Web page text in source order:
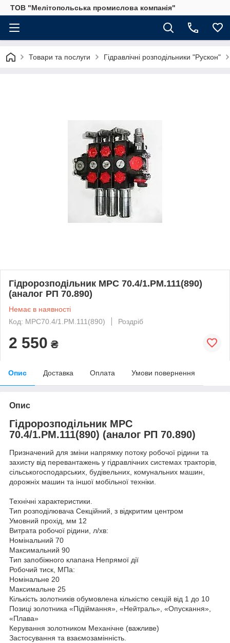
ТОВ "Мелітопольська промислова компанія"
Товари та послуги Гідравлічні розподільники "Рускон"
Гідророзподільник МРС 70.4/1.РМ.111(890)
(аналог РП 70.890)
Немає в наявності
Код: МРС70.4/1.РМ.111(890)
Роздріб
2 550 ₴
Опис Доставка Оплата Умови повернення
Опис
Гідророзподільник МРС
70.4/1.РМ.111(890) (аналог РП 70.890)
Призначений для зміни напрямку потоку робочої рідини та
захисту від перевантажень у гідравлічних системах тракторів,
сільськогосподарських, будівельних, комунальних машин,
дорожніх машин та іншої мобільної техніки.
Технічні характеристики.
Тип розподілювача Секційний, з відкритим центром
Умовний прохід, мм 12
Витрата робочої рідини, л/хв:
Номінальний 70
Максимальний 90
Тип запобіжного клапана Непрямої дії
Робочий тиск, МПа:
Номінальне 20
Максимальне 25
Кількість золотників обумовлена кількістю секцій від 1 до 10
Позиці золотника «Підіймання», «Нейтраль», «Опускання»,
«Плава»
Керування золотником Механічне (важливе)
Застосування та взаємозамінність.